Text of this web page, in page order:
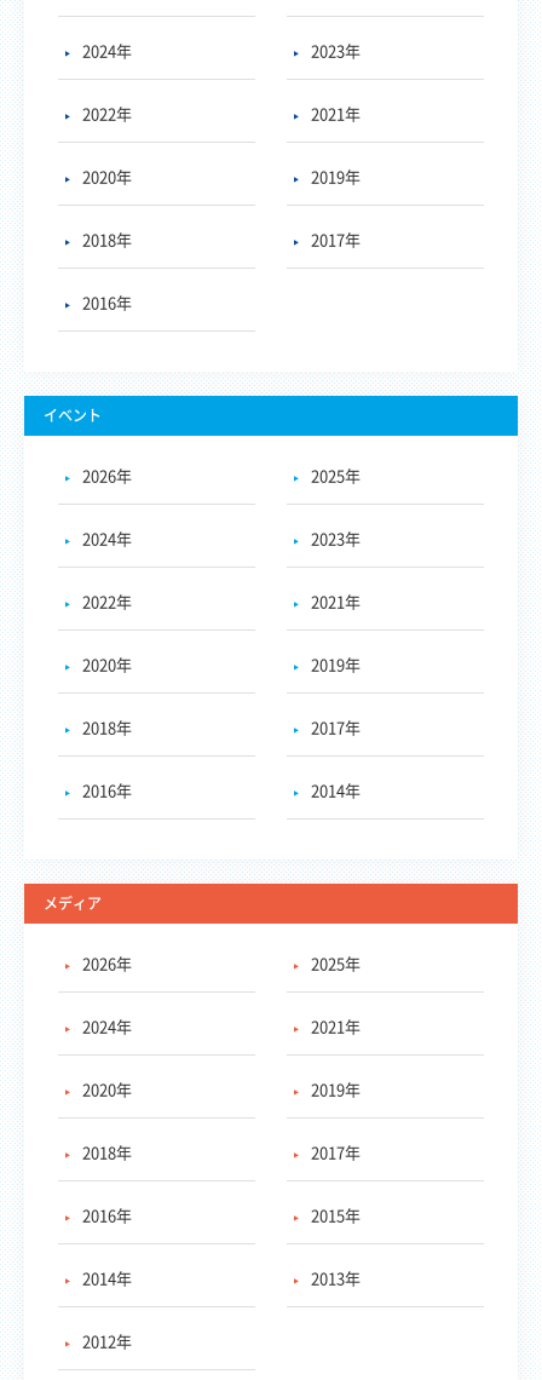
2024年 2023年
2022年 2021年
2020年 2019年
2018年 2017年
2016年
イベント
2026年 2025年
2024年 2023年
2022年 2021年
2020年 2019年
2018年 2017年
2016年 2014年
メディア
2026年 2025年
2024年 2021年
2020年 2019年
2018年 2017年
2016年 2015年
2014年 2013年
2012年